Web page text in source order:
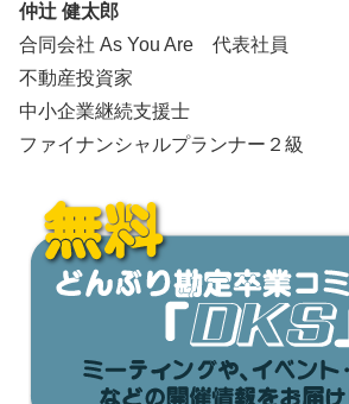
仲辻 健太郎
合同会社 As You Are 代表社員
不動産投資家
中小企業継続支援士
ファイナンシャルプランナー２級